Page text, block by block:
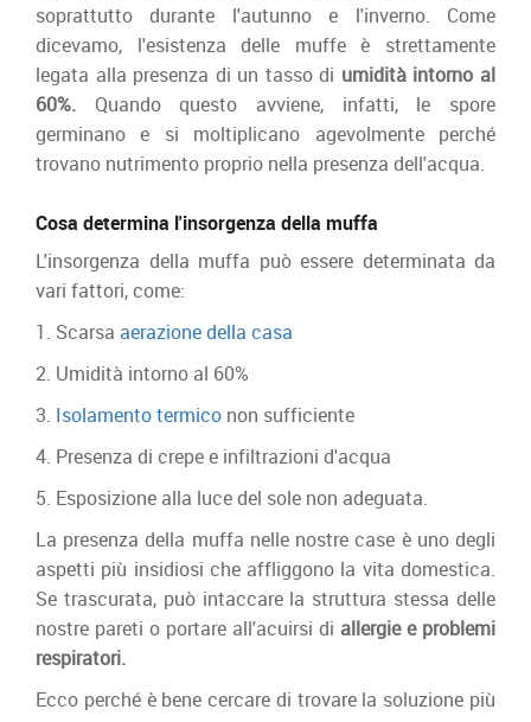
soprattutto durante l'autunno e l'inverno. Come
dicevamo, l'esistenza delle muffe è strettamente
legata alla presenza di un tasso di umidità intorno al
60%. Quando questo avviene, infatti, le spore
germinano e si moltiplicano agevolmente perché
trovano nutrimento proprio nella presenza dell'acqua.
Cosa determina l'insorgenza della muffa
L'insorgenza della muffa può essere determinata da
vari fattori, come:
1. Scarsa aerazione della casa
2. Umidità intorno al 60%
3. Isolamento termico non sufficiente
4. Presenza di crepe e infiltrazioni d'acqua
5. Esposizione alla luce del sole non adeguata.
La presenza della muffa nelle nostre case è uno degli
aspetti più insidiosi che affliggono la vita domestica.
Se trascurata, può intaccare la struttura stessa delle
nostre pareti o portare all'acuirsi di allergie e problemi
respiratori.
Ecco perché è bene cercare di trovare la soluzione più